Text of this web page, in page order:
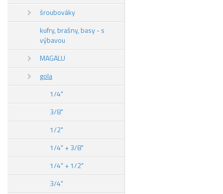
šroubováky
kufry, brašny, basy - s
výbavou
MAGALU
gola
1/4"
3/8"
1/2"
1/4" + 3/8"
1/4" + 1/2"
3/4"